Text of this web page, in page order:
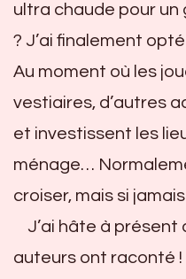
ultra chaude pour un
? J’ai finalement
Au moment où les
vestiaires, d’autres
et investissent les
ménage…
croiser, mais si
J’ai hâte à présent
auteurs ont raconté !